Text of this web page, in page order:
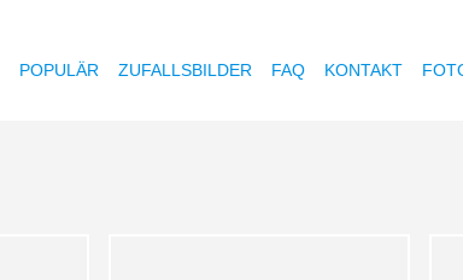
POPULÄR ZUFALLSBILDER FAQ KONTAKT